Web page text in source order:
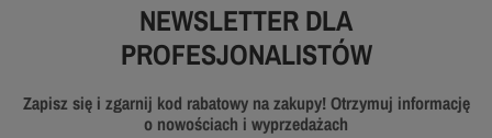
NEWSLETTER DLA
PROFESJONALISTÓW
Zapisz się i zgarnij kod rabatowy na zakupy! Otrzymuj informację
o nowościach i wyprzedażach